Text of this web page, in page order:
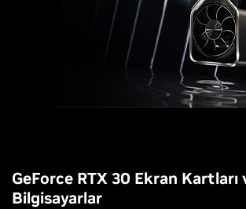
GeForce RTX 30 Ekran
Bilgisayarlar